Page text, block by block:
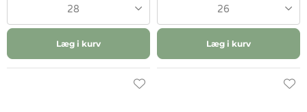
28
Læg i kurv
26
Læg i kurv